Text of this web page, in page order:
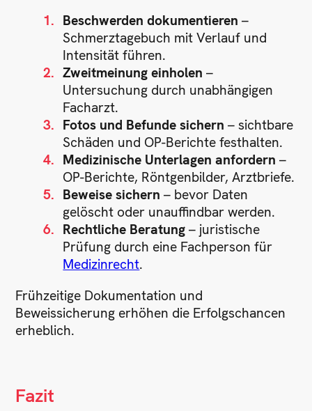
Beschwerden dokumentieren –
Schmerztagebuch mit Verlauf und
Intensität führen.
Zweitmeinung einholen –
Untersuchung durch unabhängigen
Facharzt.
Fotos und Befunde sichern – sichtbare
Schäden und OP-Berichte festhalten.
Medizinische Unterlagen anfordern –
OP-Berichte, Röntgenbilder, Arztbriefe.
Beweise sichern – bevor Daten
gelöscht oder unauffindbar werden.
Rechtliche Beratung – juristische
Prüfung durch eine Fachperson für
Medizinrecht.
Frühzeitige Dokumentation und
Beweissicherung erhöhen die Erfolgschancen
erheblich.
Fazit